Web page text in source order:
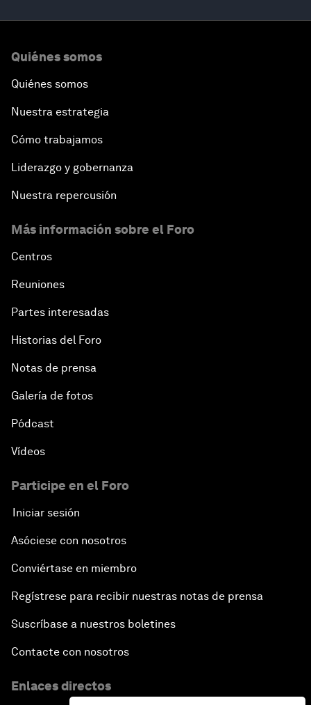
Quiénes somos
Quiénes somos
Nuestra estrategia
Cómo trabajamos
Liderazgo y gobernanza
Nuestra repercusión
Más información sobre el Foro
Centros
Reuniones
Partes interesadas
Historias del Foro
Notas de prensa
Galería de fotos
Pódcast
Vídeos
Participe en el Foro
Iniciar sesión
Asóciese con nosotros
Conviértase en miembro
Regístrese para recibir nuestras notas de prensa
Suscríbase a nuestros boletines
Contacte con nosotros
Enlaces directos